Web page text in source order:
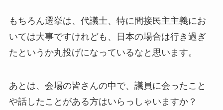
もちろん選挙は、代議士、特に間接民主主義にお
いては大事ですけれども、日本の場合は行き過ぎ
たというか丸投げになっているなと思います。
あとは、会場の皆さんの中で、議員に会ったこと
や話したことがある方はいらっしゃいますか？